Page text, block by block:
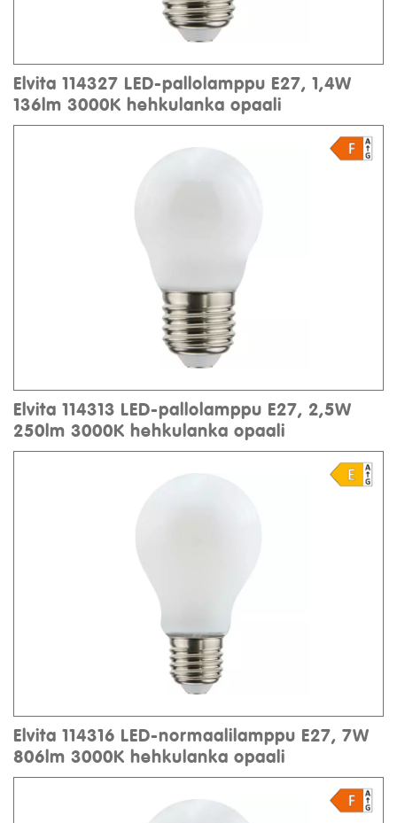
Elvita 114327 LED-pallolamppu E27, 1,4W
136lm 3000K hehkulanka opaali
Elvita 114313 LED-pallolamppu E27, 2,5W
250lm 3000K hehkulanka opaali
Elvita 114316 LED-normaalilamppu E27, 7W
806lm 3000K hehkulanka opaali